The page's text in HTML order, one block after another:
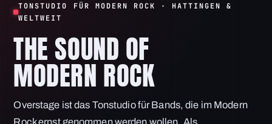
TONSTUDIO FÜR MODERN ROCK · HATTINGEN &
WELTWEIT
THE SOUND OF
MODERN ROCK
Overstage ist das Tonstudio für Bands, die im Modern